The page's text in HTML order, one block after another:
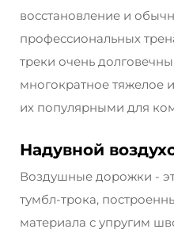
восстановление и
профессиональных
треки очень
многократное тяжелое
их популярными для
Надувной
Воздушные дорожки -
тумбл-трока,
материала с упругим